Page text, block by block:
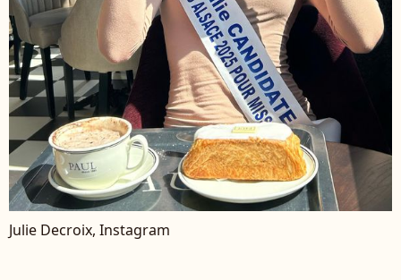
Julie Decroix, Instagram